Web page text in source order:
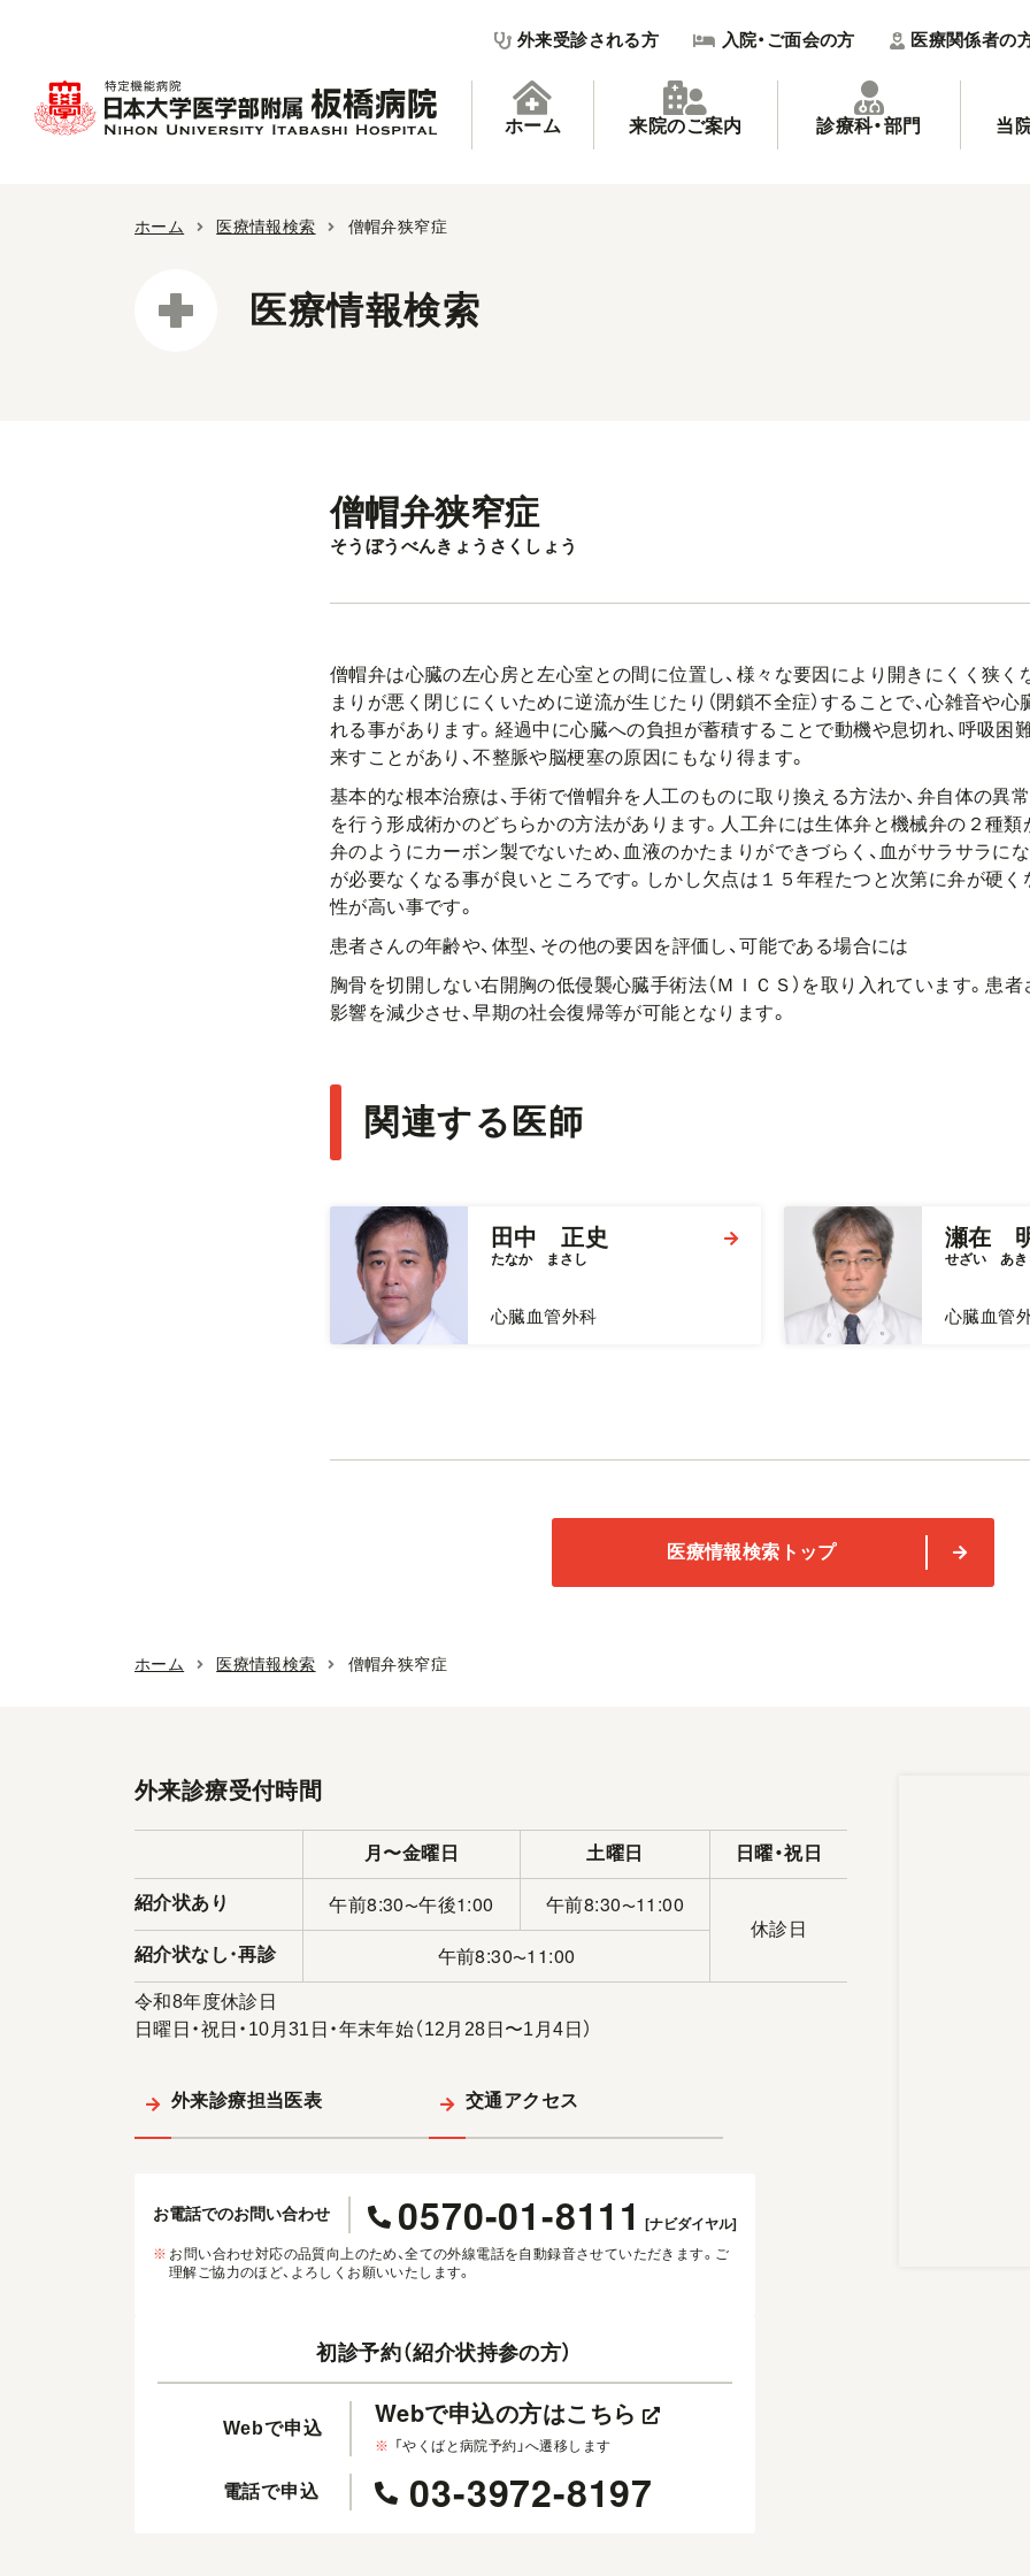
外来受診される方 入院・ご面会の方 医療関係者の
ホーム 来院のご案内 診療科・部門 当
ホーム 医療情報検索 僧帽弁狭窄症
医療情報検索
僧帽弁狭窄症
そうぼうべんきょうさくしょう
僧帽弁は心臓の左心房と左心室との間に位置し、様々な要因により開きにくく狭くな
まりが悪く閉じにくいために逆流が生じたり（閉鎖不全症）することで、心雑音や
れる事があります。経過中に心臓への負担が蓄積することで動機や息切れ、呼吸困
来すことがあり、不整脈や脳梗塞の原因にもなり得ます。
基本的な根本治療は、手術で僧帽弁を人工のものに取り換える方法か、弁自体の異
を行う形成術かのどちらかの方法があります。人工弁には生体弁と機械弁の２種類
弁のようにカーボン製でないため、血液のかたまりができづらく、血がサラサラにな
が必要なくなる事が良いところです。しかし欠点は１５年程たつと次第に弁が硬く
性が高い事です。
患者さんの年齢や、体型、その他の要因を評価し、可能である場合には
胸骨を切開しない右開胸の低侵襲心臓手術法（ＭＩＣＳ）を取り入れています。患
影響を減少させ、早期の社会復帰等が可能となります。
関連する医師
田中 正史
たなか　まさし
心臓血管外科
瀬在
せざい　あき
心臓血管
医療情報検索トップ
ホーム 医療情報検索 僧帽弁狭窄症
外来診療受付時間
月〜金曜日 土曜日 日曜・祝日
紹介状あり 午前8:30〜午後1:00 午前8:30〜11:00
休診日
紹介状なし ・再診 午前8:30〜11:00
令和8年度休診日
日曜日・祝日・10月31日・年末年始（12月28日〜1月4日）
外来診療担当医表 交通アクセス
お電話でのお問い合わせ 0570-01-8111 [ナビダイヤル]
※ お問い合わせ対応の品質向上のため、全ての外線電話を自動録音させていただきます。ご
理解ご協力のほど、よろしくお願いいたします。
初診予約（紹介状持参の方）
Webで申込 Webで申込の方はこちら
※ 「やくばと病院予約」へ遷移します
電話で申込 03-3972-8197